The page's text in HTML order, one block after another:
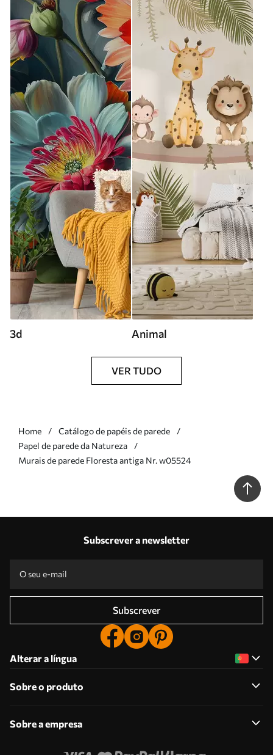
3d Animal
VER TUDO
Home
Catálogo de papéis de parede
Papel de parede da Natureza
Murais de parede Floresta antiga Nr. w05524
Subscrever a newsletter
Subscrever
Alterar a língua
Sobre o produto
Sobre a empresa